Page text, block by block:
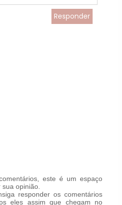
Responder
este é um espaço
opinião.
responder os comentários
eles assim que chegam no